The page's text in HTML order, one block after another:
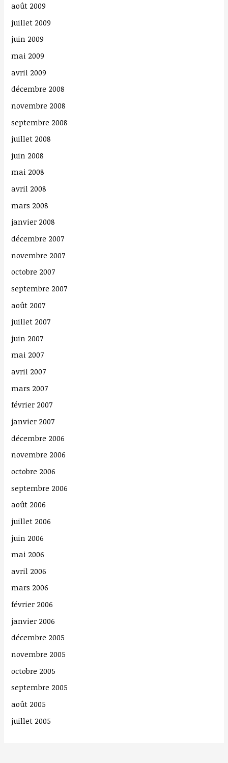
r
:
août 2009
juillet 2009
juin 2009
mai 2009
avril 2009
décembre 2008
novembre 2008
septembre 2008
juillet 2008
juin 2008
mai 2008
avril 2008
mars 2008
janvier 2008
décembre 2007
novembre 2007
octobre 2007
septembre 2007
août 2007
juillet 2007
juin 2007
mai 2007
avril 2007
mars 2007
février 2007
janvier 2007
décembre 2006
novembre 2006
octobre 2006
septembre 2006
août 2006
juillet 2006
juin 2006
mai 2006
avril 2006
mars 2006
février 2006
janvier 2006
décembre 2005
novembre 2005
octobre 2005
septembre 2005
août 2005
juillet 2005